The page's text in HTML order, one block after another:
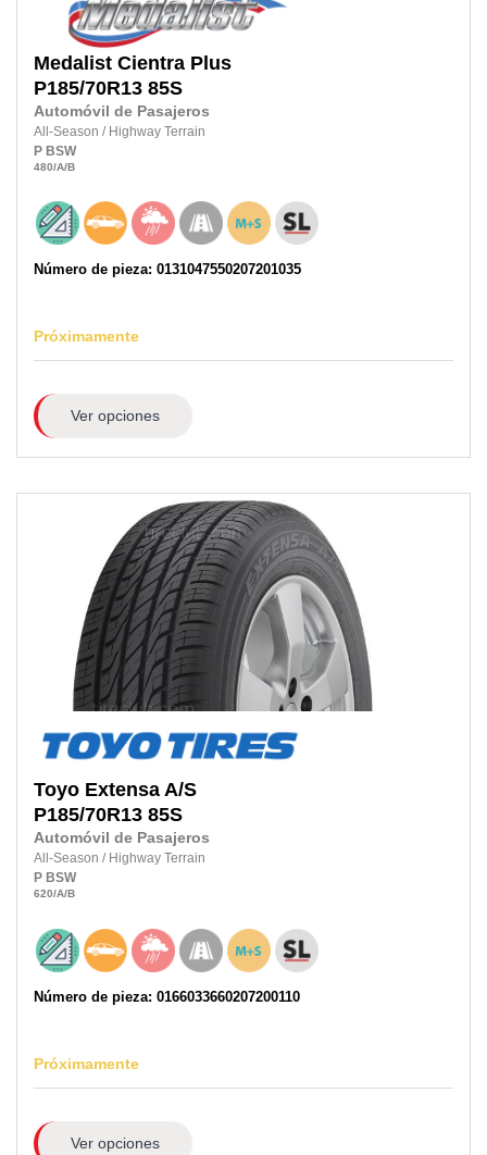
Medalist Cientra Plus
P185/70R13 85S
Automóvil de Pasajeros
All-Season / Highway Terrain
P BSW
480/A/B
Número de pieza: 0131047550207201035
Próximamente
Ver opciones
Toyo Extensa A/S
P185/70R13 85S
Automóvil de Pasajeros
All-Season / Highway Terrain
P BSW
620/A/B
Número de pieza: 0166033660207200110
Próximamente
Ver opciones